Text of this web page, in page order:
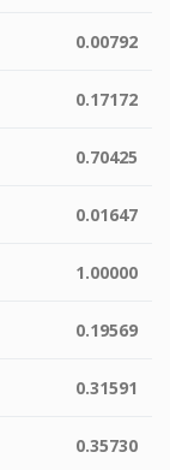
0.00792
0.17172
0.70425
0.01647
1.00000
0.19569
0.31591
0.35730